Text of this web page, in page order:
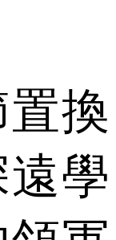
換
學